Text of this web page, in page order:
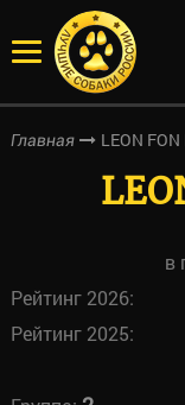
Главная LEON FON
в
Рейтинг 2026:
Рейтинг 2025: